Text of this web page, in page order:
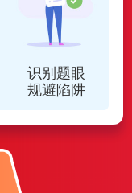
识别题眼
规避陷阱